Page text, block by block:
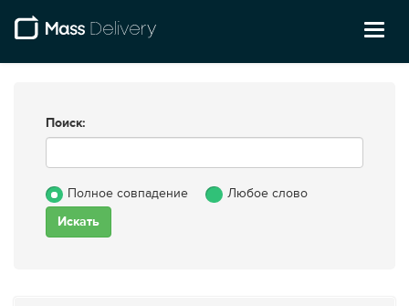
Поиск:
Полное совпадение Любое слово